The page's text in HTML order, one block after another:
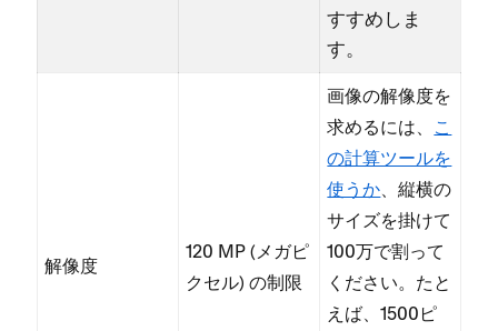
すすめしま
す⁠。
解像度
120 MP (⁠メガピ
クセル⁠) の制限
画像の解像度を
求めるには⁠、 こ
の計算ツ⁠ールを
使うか ⁠、縦横の
サイズを掛けて
100万で割⁠って
ください⁠。たと
えば⁠、1500ピ